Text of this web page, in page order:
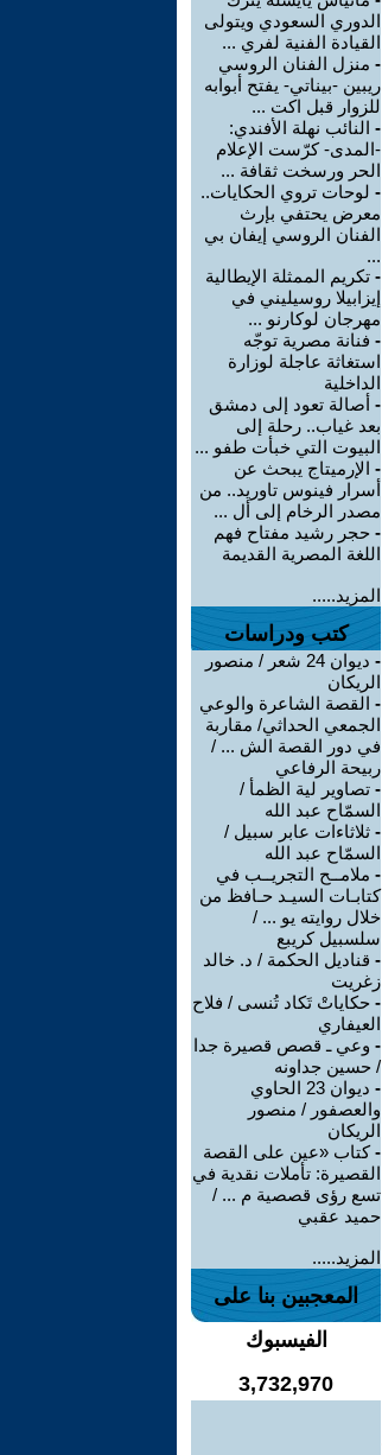
الدوري السعودي ويتولى
القيادة الفنية لفري ...
- منزل الفنان الروسي
ريبين -بيناتي- يفتح أبوابه
للزوار قبل اكت ...
- النائب نهلة الأفندي:
-المدى- كرّست الإعلام
الحر ورسخت ثقافة ...
- لوحات تروي الحكايات..
معرض يحتفي بإرث
الفنان الروسي إيفان بي
...
- تكريم الممثلة الإيطالية
إيزابيلا روسيليني في
مهرجان لوكارنو ...
- فنانة مصرية توجّه
استغاثة عاجلة لوزارة
الداخلية
- أصالة تعود إلى دمشق
بعد غياب.. رحلة إلى
البيوت التي خبأت طفو ...
- الإرميتاج يبحث عن
أسرار فينوس تاوريد.. من
مصدر الرخام إلى أل ...
- حجر رشيد مفتاح فهم
اللغة المصرية القديمة
المزيد.....
كتب ودراسات
-
ديوان 24 شعر / منصور
الريكان
- القصة الشاعرة والوعي
الجمعي الحداثي/ مقاربة
في دور القصة الش ... /
ربيحة الرفاعي
- تصاوير لية الظمأ /
السمّاح عبد الله
- ثلاثاءات عابر سبيل /
السمّاح عبد الله
- ملامــح التجريــب في
كتابـات السيـد حـافظ من
خلال روايته يو ... /
سلسبيل كريبع
- قناديل الحكمة / د. خالد
زغريت
- حكاياتْ تَكاد تُنسى / فلاح
العيفاري
- وعي ـ قصص قصيرة جدا
/ حسين جداونه
-
ديوان 23 الحاوي
والعصفور / منصور
الريكان
-كتاب «عين على القصة
القصيرة: تأملات نقدية في
تسع رؤى قصصية م ... /
حميد عقبي
المزيد.....
المعجبين بنا على
الفيسبوك
3,732,970